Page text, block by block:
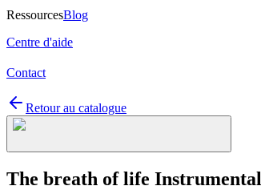
RessourcesBlog
Centre d'aide
Contact
Retour au catalogue
The breath of life Instrumental